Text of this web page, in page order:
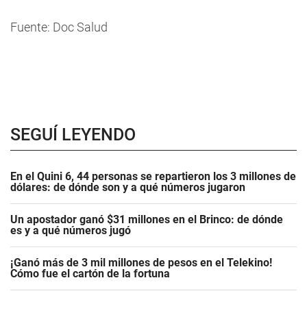
Fuente: Doc Salud
SEGUÍ LEYENDO
En el Quini 6, 44 personas se repartieron los 3 millones de
dólares: de dónde son y a qué números jugaron
Un apostador ganó $31 millones en el Brinco: de dónde
es y a qué números jugó
¡Ganó más de 3 mil millones de pesos en el Telekino!
Cómo fue el cartón de la fortuna